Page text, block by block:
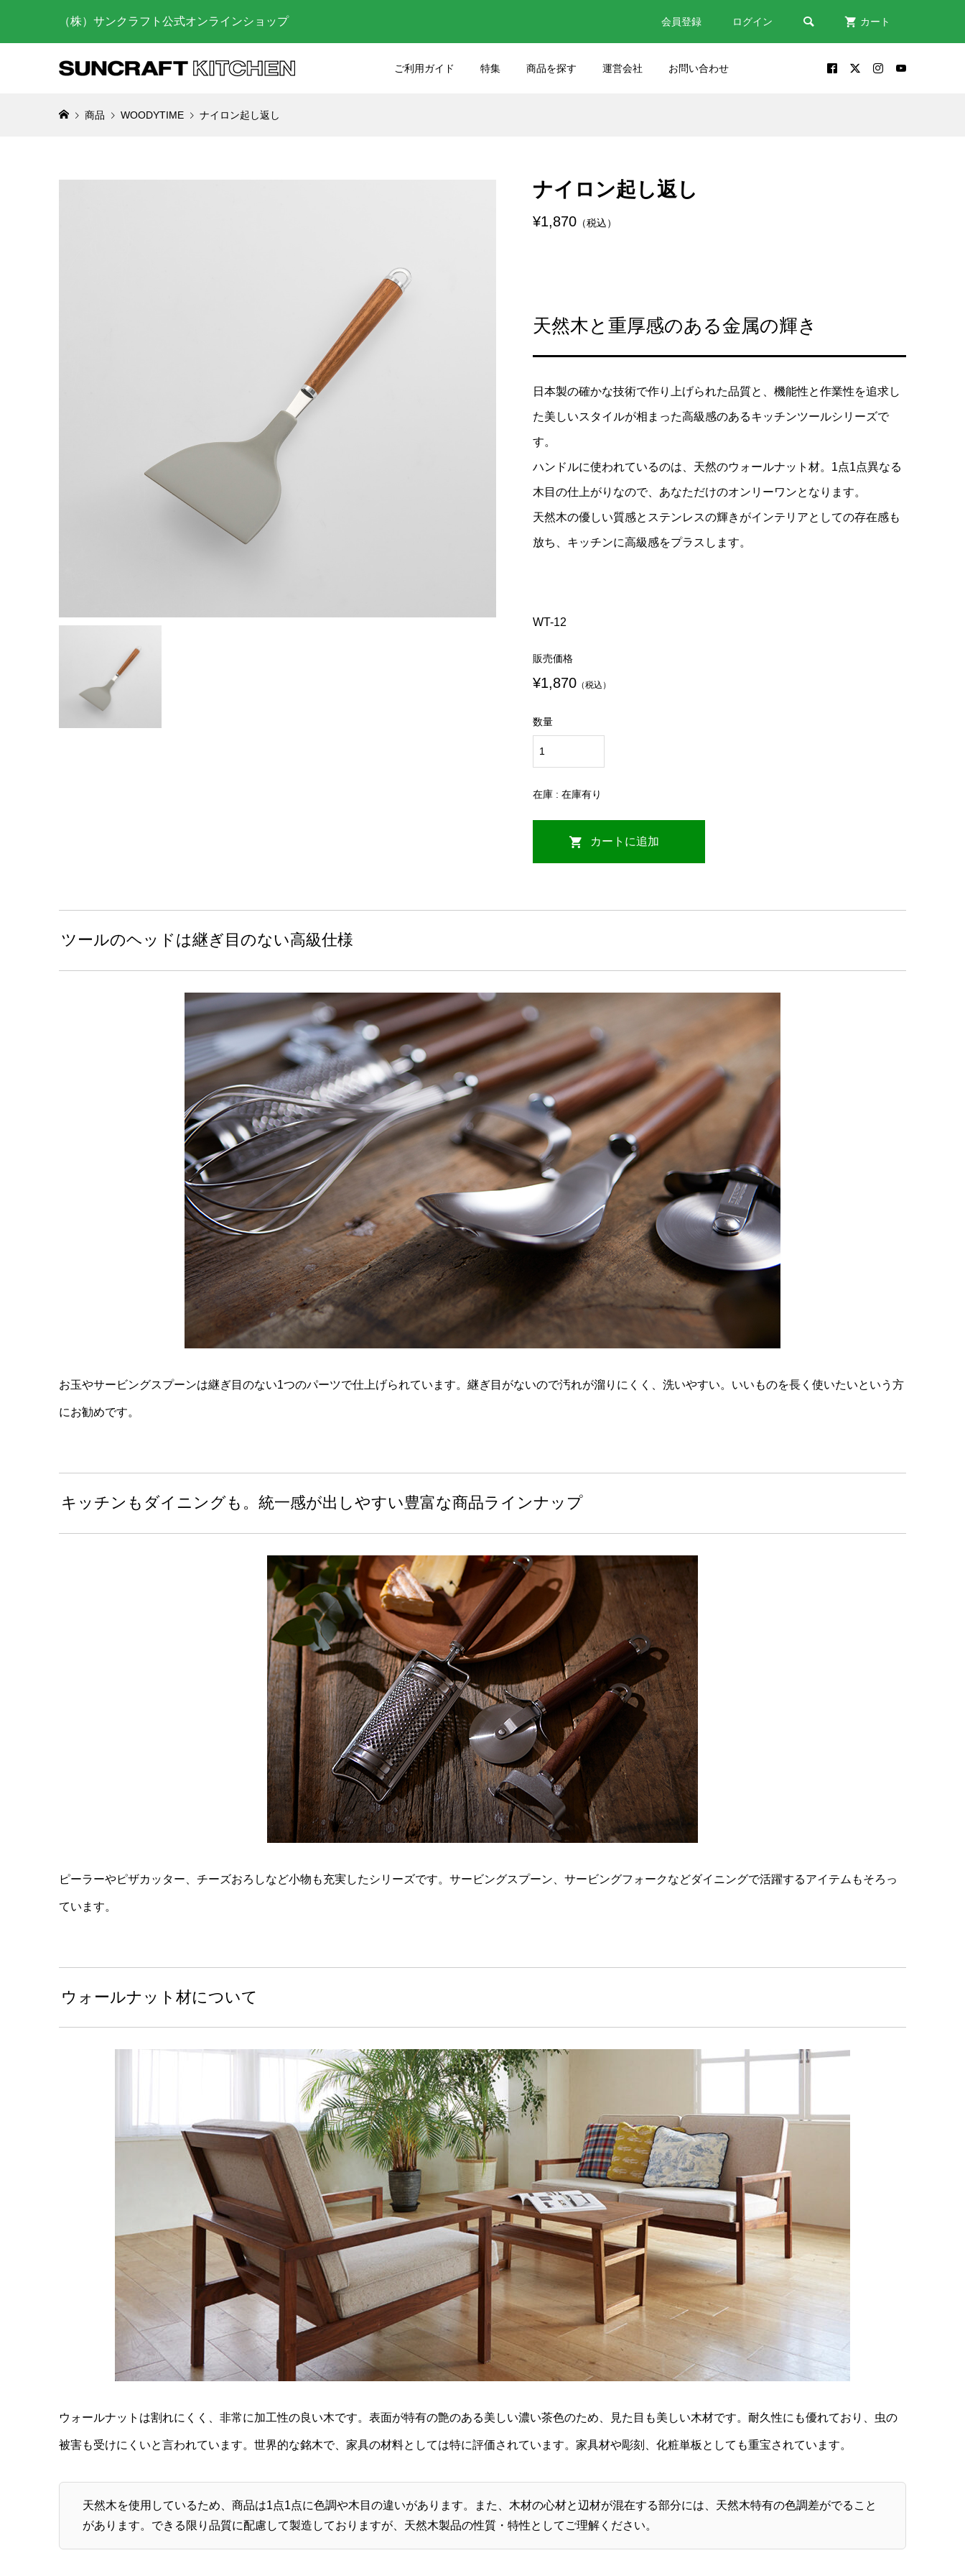
（株）サンクラフト公式オンラインショップ 会員登録 ログイン  カート
ご利用ガイド 特集 商品を探す 運営会社 お問い合わせ
2025.03.03
包丁各部位の名前を知ろう
包丁って何を買ったらいい
の？包丁の名称から選ぶ際の
ポイント
2022.08.18
包丁の普段のお手入れ方法
2022.08.18
商品 WOODYTIME ナイロン起し返し
ナイロン起し返し
¥1,870 （税込）
天然木と重厚感のある金属の輝き
日本製の確かな技術で作り上げられた品質と、機能性と作業性を追求し
た美しいスタイルが相まった高級感のあるキッチンツールシリーズで
す。
ハンドルに使われているのは、天然のウォールナット材。1点1点異なる
木目の仕上がりなので、あなただけのオンリーワンとなります。
天然木の優しい質感とステンレスの輝きがインテリアとしての存在感も
放ち、キッチンに高級感をプラスします。
WT-12
販売価格
¥1,870 （税込）
数量
在庫 : 在庫有り
ツールのヘッドは継ぎ目のない高級仕様
お玉やサービングスプーンは継ぎ目のない1つのパーツで仕上げられています。継ぎ目がないので汚れが溜りにくく、洗いやすい。いいものを長く使いたいという方
にお勧めです。
キッチンもダイニングも。統一感が出しやすい豊富な商品ラインナップ
ピーラーやピザカッター、チーズおろしなど小物も充実したシリーズです。サービングスプーン、サービングフォークなどダイニングで活躍するアイテムもそろっ
ています。
ウォールナット材について
ウォールナットは割れにくく、非常に加工性の良い木です。表面が特有の艶のある美しい濃い茶色のため、見た目も美しい木材です。耐久性にも優れており、虫の
被害も受けにくいと言われています。世界的な銘木で、家具の材料としては特に評価されています。家具材や彫刻、化粧単板としても重宝されています。
天然木を使用しているため、商品は1点1点に色調や木目の違いがあります。また、木材の心材と辺材が混在する部分には、天然木特有の色調差がでること
があります。できる限り品質に配慮して製造しておりますが、天然木製品の性質・特性としてご理解ください。